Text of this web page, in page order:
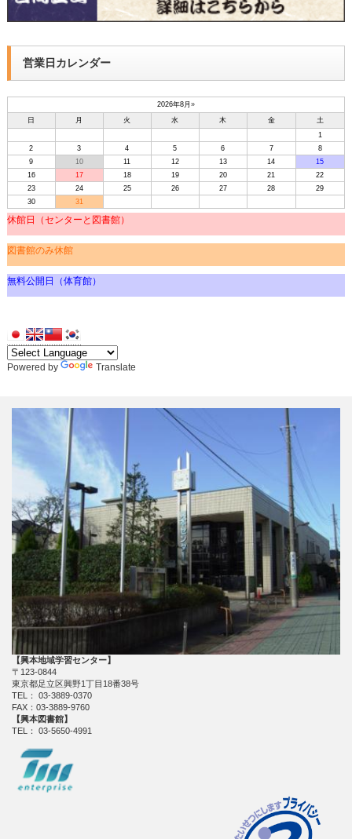
営業日カレンダー
2026年8月 »
日
月 火 水 木 金
土
1
2
3 4 5 6 7
8
9
10 11 12 13 14
15
16
17 18 19 20 21
22
23
24 25 26 27 28
29
30
31
休館日（センターと図書館）
図書館のみ休館
無料公開日（体育館）
Powered by Translate
【興本地域学習センター】
〒123-0844
東京都足立区興野1丁目18番38号
TEL： 03-3889-0370
FAX：03-3889-9760
【興本図書館】
TEL： 03-5650-4991